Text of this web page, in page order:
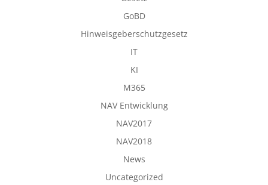
GoBD
Hinweisgeberschutzgesetz
IT
KI
M365
NAV Entwicklung
NAV2017
NAV2018
News
Uncategorized